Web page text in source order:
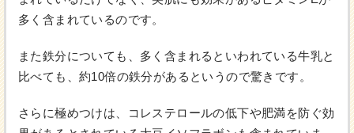
多く含まれているのです。
また鉄分についても、多く含まれるといわれている牛乳と
比べても、約10倍の鉄分があるというので驚きです。
さらに極めつけは、コレステロールの低下や肥満を防ぐ効